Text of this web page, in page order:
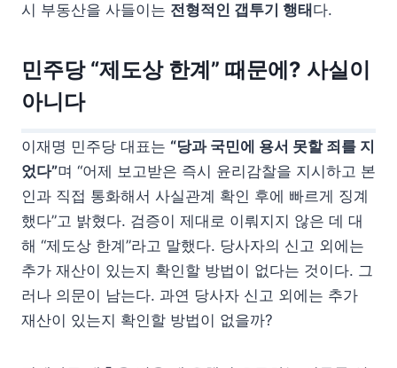
시 부동산을 사들이는 전형적인 갭투기 행태 다.
민주당 “제도상 한계” 때문에? 사실이
아니다
이재명 민주당 대표는 “당과 국민에 용서 못할 죄를 지
었다”며 “어제 보고받은 즉시 윤리감찰을 지시하고 본
인과 직접 통화해서 사실관계 확인 후에 빠르게 징계
했다”고 밝혔다. 검증이 제대로 이뤄지지 않은 데 대
해 “제도상 한계”라고 말했다. 당사자의 신고 외에는
추가 재산이 있는지 확인할 방법이 없다는 것이다. 그
러나 의문이 남는다. 과연 당사자 신고 외에는 추가
재산이 있는지 확인할 방법이 없을까?